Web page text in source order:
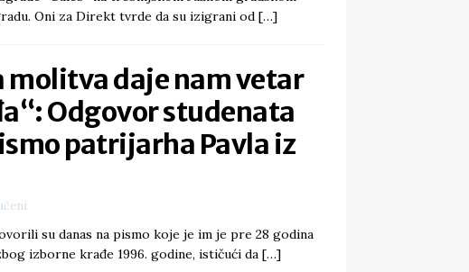
Oni za Direkt tvrde da su izigrani od […]
molitva daje nam vetar
Odgovor studenata
patrijarha Pavla iz
su danas na pismo koje je im je pre 28 godina
izborne krađe 1996. godine, ističući da […]